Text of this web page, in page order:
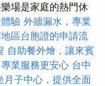
場是家庭的熱門休
驗 外牆漏水，專業
區台胞證的申請流
自助餐外燴，讓來賓
業服務更安心 台中
月子中心，提供全面